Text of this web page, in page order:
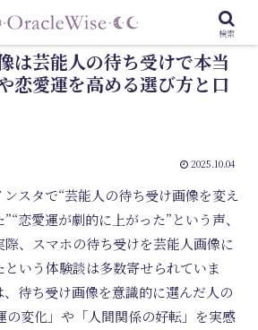
は芸能人の待ち受けで本当
恋愛運を高める選び方と口
2025.10.04
ンスタで“芸能人の待ち受け画像を変え
恋愛運が劇的に上がった”という声、
、スマホの待ち受けを芸能人画像に
いう体験談は多数寄せられていま
待ち受け画像を意識的に選んだ人の
の変化」や「人間関係の好転」を実感
検索